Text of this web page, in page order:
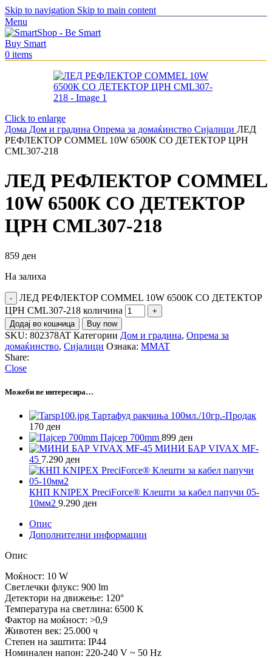
Skip to navigation Skip to main content
Menu
0 items
Click to enlarge
Дома Дом и градина Опрема за домаќинство Сијалици ЛЕД
РЕФЛЕКТОР COMMEL 10W 6500К СО ДЕТЕКТОР ЦРН
CML307-218
ЛЕД РЕФЛЕКТОР COMMEL
10W 6500К СО ДЕТЕКТОР
ЦРН CML307-218
859 ден
На залиха
ЛЕД РЕФЛЕКТОР COMMEL 10W 6500К СО ДЕТЕКТОР
ЦРН CML307-218 количина
Додај во кошница Buy now
SKU: 802378AT Категории Дом и градина, Опрема за
домаќинство, Сијалици Ознака: MMAT
Share:
Close
Можеби ве интересира…
Тартафуд ракчиња 100мл./10гр.-Продак
170 ден
Пајсер 700mm 899 ден
МИНИ БАР VIVAX MF-
45 7.290 ден
КНП KNIPEX PreciForce® Клешти за кабел папучи 05-
10мм2 9.290 ден
Опис
Дополнителни информации
Опис
Моќност: 10 W
Светлечки флукс: 900 lm
Детектори на движење: 120°
Температура на светлина: 6500 K
Фактор на моќност: >0,9
Животен век: 25.000 ч
Степен на заштита: IP44
Номинален напон: 220-240 V ~ 50 Hz